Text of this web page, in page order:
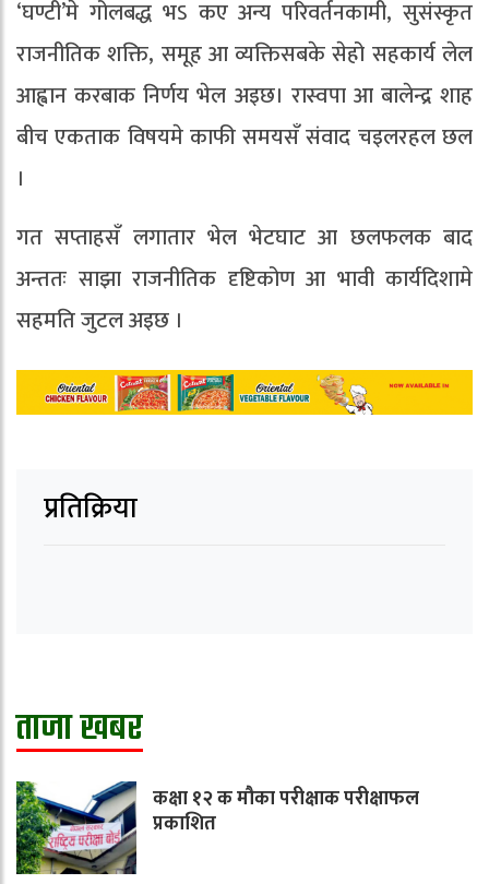
‘घण्टी’मे गोलबद्ध भऽ कए अन्य परिवर्तनकामी, सुसंस्कृत
राजनीतिक शक्ति, समूह आ व्यक्तिसबके सेहो सहकार्य लेल
आह्वान करबाक निर्णय भेल अइछ। रास्वपा आ बालेन्द्र शाह
बीच एकताक विषयमे काफी समयसँ संवाद चइलरहल छल
।
गत सप्ताहसँ लगातार भेल भेटघाट आ छलफलक बाद
अन्ततः साझा राजनीतिक दृष्टिकोण आ भावी कार्यदिशामे
सहमति जुटल अइछ ।
प्रतिक्रिया
ताजा खबर
कक्षा १२ क मौका परीक्षाक परीक्षाफल
प्रकाशित